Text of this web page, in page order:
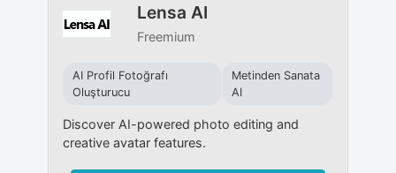
Lensa AI
Freemium
AI Profil Fotoğrafı
Oluşturucu
Metinden Sanata
AI
Discover AI-powered photo editing and
creative avatar features.